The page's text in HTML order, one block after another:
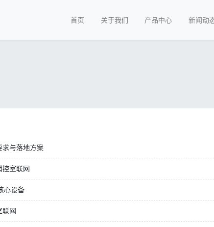
首页 关于我们 产品中心 新闻动
求与落地方案
控室联网
心设备
联网